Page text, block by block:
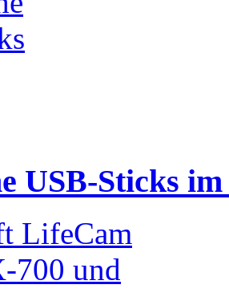
USB-Sticks im